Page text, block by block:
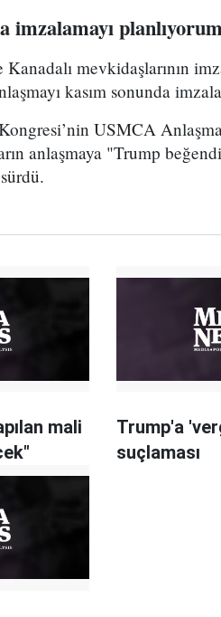
imzalamayı
mevkidaşlarının
kasım sonunda
USMCA
anlaşmaya "Trump
mali
Trump'a
suçlaması